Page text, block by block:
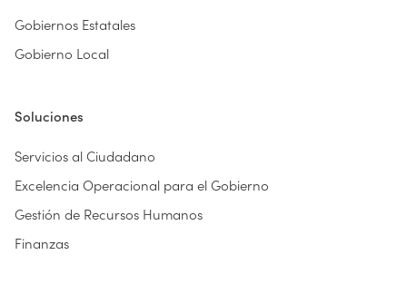
Gobiernos Estatales
Gobierno Local
Soluciones
Servicios al Ciudadano
Excelencia Operacional para el Gobierno
Gestión de Recursos Humanos
Finanzas